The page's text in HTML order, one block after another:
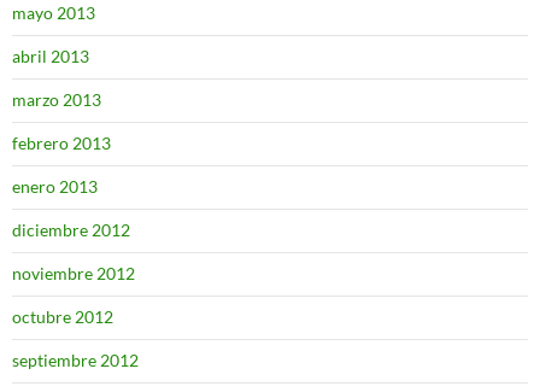
mayo 2013
abril 2013
marzo 2013
febrero 2013
enero 2013
diciembre 2012
noviembre 2012
octubre 2012
septiembre 2012